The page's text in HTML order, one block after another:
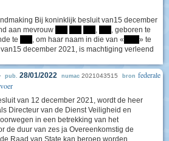
Bij koninklijk besluit van15 december
aan mevrouw
,
, geboren te
te , om haar naam in die van «
» te
december 2021, is machtiging verleend
pub. 28/01/2022 numac 2021043515 bron federale
van 12 december 2021, wordt de heer
Directeur van de Dienst Veiligheid en
in een betrekking van het
de duur van zes ja Overeenkomstig de
Raad van State kan beroep worden